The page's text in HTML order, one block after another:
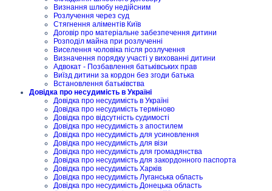
Визнання шлюбу недійсним
Розлучення через суд
Стягнення аліментів Київ
Договір про матеріальне забезпечення дитини
Розподіл майна при розлученні
Виселення чоловіка після розлучення
Визначення порядку участі у вихованні дитини
Адвокат - Позбавлення батьківських прав
Виїзд дитини за кордон без згоди батька
Встановлення батьківства
Довідка про несудимість в Україні
Довідка про несудимість в Україні
Довідка про несудимість терміново
Довідка про відсутність судимості
Довідка про несудимість з апостилем
Довідка про несудимість для усиновлення
Довідка про несудимість для візи
Довідка про несудимість для громадянства
Довідка про несудимість для закордонного паспорта
Довідка про несудимість Харків
Довідка про несудимість Луганська область
Довідка про несудимість Донецька область